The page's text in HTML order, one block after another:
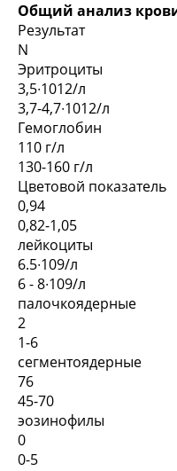
Общий анализ
Результат
N
Эритроциты
3,5∙1012/л
3,7-4,7∙1012/л
Гемоглобин
110 г/л
130-160 г/л
Цветовой показатель
0,94
0,82-1,05
лейкоциты
6.5∙109/л
6 - 8∙109/л
палочкоядерные
2
1-6
сегментоядерные
76
45-70
эозинофилы
0
0-5